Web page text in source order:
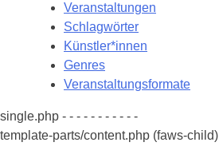
Veranstaltungen
Schlagwörter
Künstler*innen
Genres
Veranstaltungsformate
single.php - - - - - - - - - - -
template-parts/content.php (faws-child)